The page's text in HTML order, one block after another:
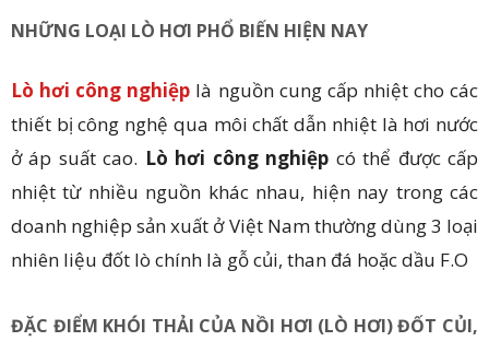
NHỮNG LOẠI LÒ HƠI PHỔ BIẾN HIỆN NAY
Lò hơi công nghiệp là nguồn cung cấp nhiệt cho các
thiết bị công nghệ qua môi chất dẫn nhiệt là hơi nước
ở áp suất cao. Lò hơi công nghiệp có thể được cấp
nhiệt từ nhiều nguồn khác nhau, hiện nay trong các
doanh nghiệp sản xuất ở Việt Nam thường dùng 3 loại
nhiên liệu đốt lò chính là gỗ củi, than đá hoặc dầu F.O
ĐẶC ĐIỂM KHÓI THẢI CỦA NỒI HƠI (LÒ HƠI) ĐỐT CỦI,